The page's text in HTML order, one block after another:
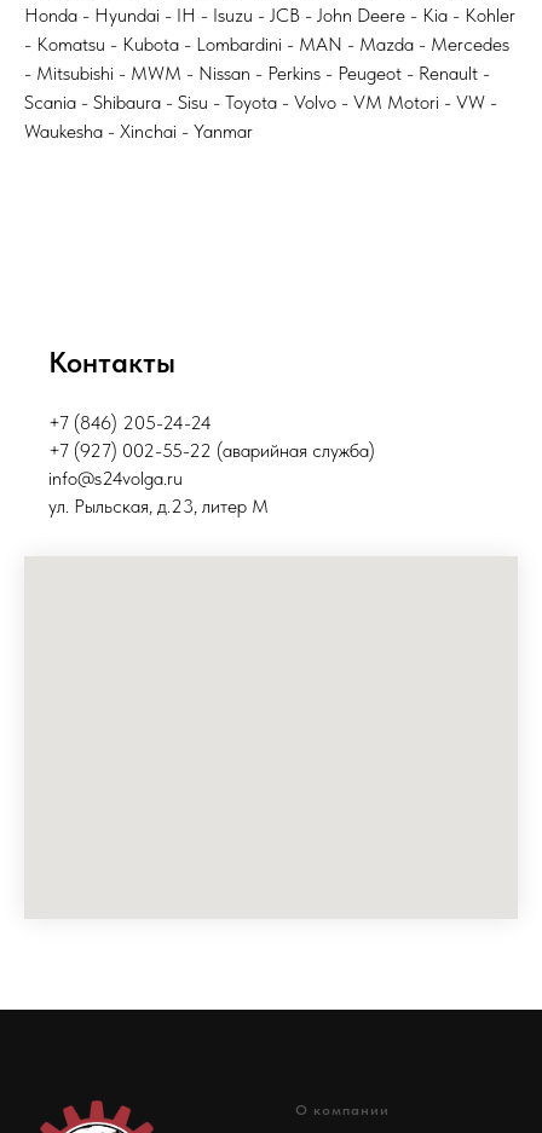
Honda - Hyundai - IH - Isuzu - JCB - John Deere - Kia - Kohler
- Komatsu - Kubota - Lombardini - MAN - Mazda - Mercedes
- Mitsubishi - MWM - Nissan - Perkins - Peugeot - Renault -
Scania - Shibaura - Sisu - Toyota - Volvo - VM Motori - VW -
Waukesha - Xinchai - Yanmar
Контакты
+7 (846) 205-24-24
+7 (927) 002-55-22 (аварийная служба)
info@s24volga.ru
ул. Рыльская, д.23, литер М
О компании